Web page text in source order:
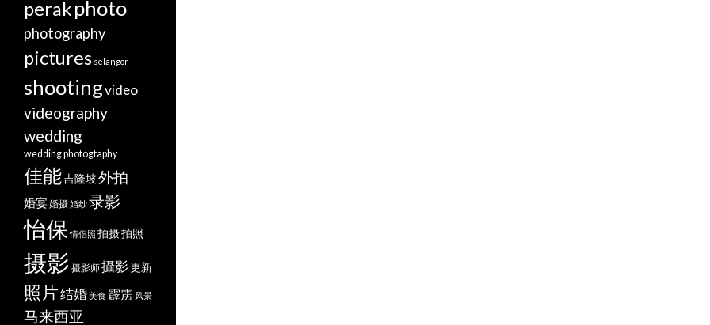
perakphoto
photography
pictures selangor
shootingvideo
videography
wedding
wedding photogtaphy
佳能吉隆坡外拍
婚宴婚摄婚纱录影
怡保 情侣照 拍摄拍照
摄影 摄影师攝影更新
照片结婚美食 霹雳 风景
马来西亚